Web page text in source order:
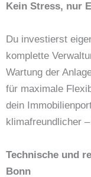
Kein Stress, nur
Du investierst
komplette
Wartung der
für maximale
dein
klimafreundlicher
Technische und
Bonn